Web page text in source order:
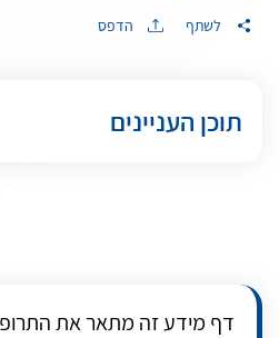
תוכן העניינים
דף מידע זה מתאר את